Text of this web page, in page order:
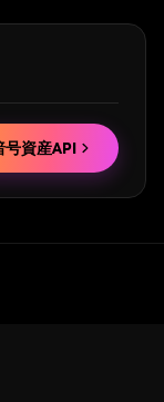
号資産API